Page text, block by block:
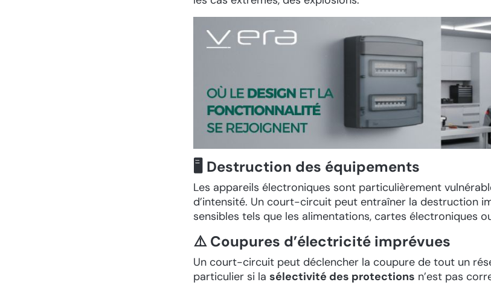
🖥️ Destruction des équipements
Les appareils électroniques sont particulièrement
d’intensité. Un court-circuit peut entraîner la destruction
sensibles tels que les alimentations, cartes électroniques
⚠️ Coupures d’électricité imprévues
Un court-circuit peut déclencher la coupure de tout un
particulier si lasélectivité des protections n’est pas